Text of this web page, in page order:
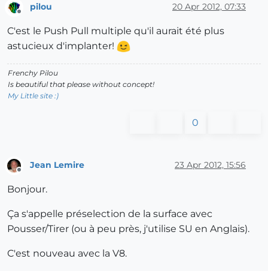
Offline
pilou 20 Apr 2012, 07:33
C'est le Push Pull multiple qu'il aurait été plus
astucieux d'implanter!
Frenchy Pilou
Is beautiful that please without concept!
My Little site :)
0
Jean Lemire 23 Apr 2012, 15:56
Bonjour.
Ça s'appelle préselection de la surface avec
Pousser/Tirer (ou à peu près, j'utilise SU en Anglais).
C'est nouveau avec la V8.